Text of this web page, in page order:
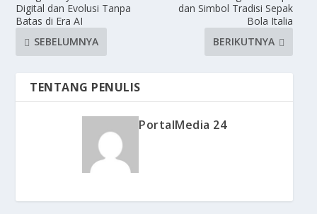
Digital dan Evolusi Tanpa
Batas di Era AI
SEBELUMNYA
dan Simbol Tradisi Sepak
Bola Italia
BERIKUTNYA
TENTANG PENULIS
PortalMedia 24